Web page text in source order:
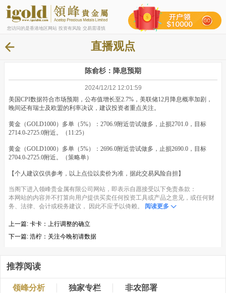
您访问的是香港地区网站 投资有风险 交易需谨慎
直播观点
陈俞杉：降息预期
2024/12/12 12:01:59
美国CPI数据符合市场预期，公布值增长至2.7%，美联储12月降息概率加剧，
晚间还有瑞士及欧盟的利率决议，建议投资者重点关注。
黄金（GOLD1000）多单（5%）：2706.9附近尝试做多，止损2701.0，目标
2714.0-2725.0附近。（11:25）
黄金（GOLD1000）多单（5%）：2696.0附近尝试做多，止损2690.0，目标
2704.0-2725.0附近。（策略单）
【个人建议仅供参考，以上点位以卖价为准，据此交易风险自担】
当阁下进入领峰贵金属有限公司网站，即表示自愿接受以下免责条款：
本网站的内容并不打算向用户提供买卖任何投资工具或产品之意见，或任何财
务、法律、会计或税务建议， 因此不应予以倚赖。
阅读更多
上一篇: 卡卡：上行调整的确立
下一篇: 浩柠：关注今晚初请数据
推荐阅读
领峰分析 独家专栏 非农部署